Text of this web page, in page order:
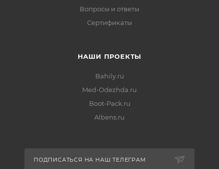
Вопросы и ответы
Сертификаты
НАШИ ПРОЕКТЫ
Bahily.ru
Med-Odezhda.ru
Boot-Pack.ru
Albens.ru
ПОДПИСАТЬСЯ НА НАШ ТЕЛЕГРАМ